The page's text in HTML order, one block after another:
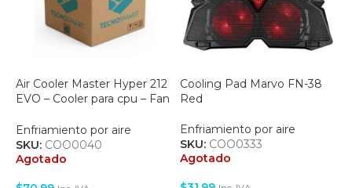
Air Cooler Master Hyper 212
EVO – Cooler para cpu – Fan
Enfriamiento por aire
SKU: COO0040
Agotado
Cooling Pad Marvo FN-38
Red
Enfriamiento por aire
SKU: COO0333
Agotado